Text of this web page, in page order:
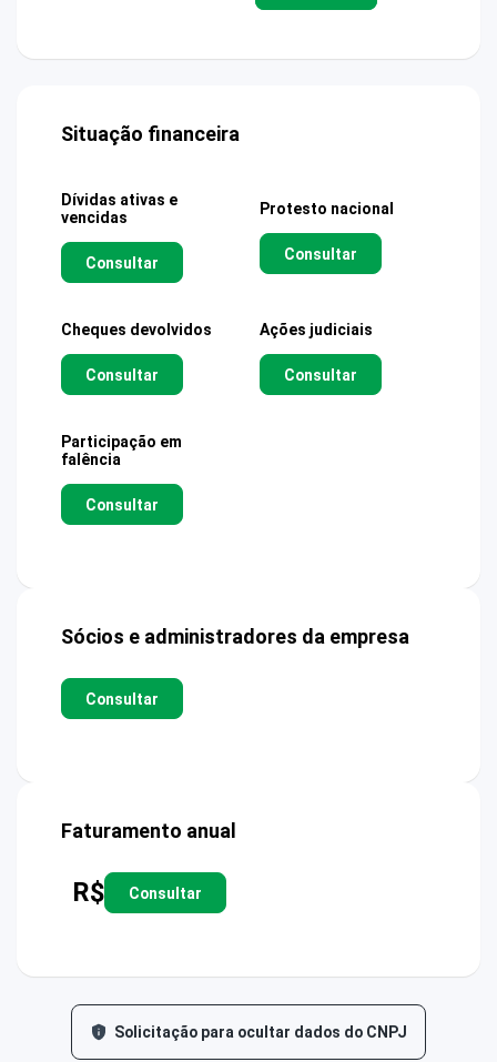
Situação financeira
Dívidas ativas e
vencidas
Consultar
Protesto nacional
Consultar
Cheques devolvidos
Consultar
Ações judiciais
Consultar
Participação em
falência
Consultar
Sócios e administradores da empresa
Consultar
Faturamento anual
R$ Consultar
Solicitação para ocultar dados do CNPJ